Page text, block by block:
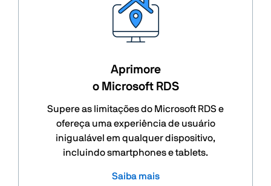
Aprimore
o Microsoft RDS
Supere as limitações do Microsoft RDS e
ofereça uma experiência de usuário
inigualável em qualquer dispositivo,
incluindo smartphones e tablets.
Saiba mais